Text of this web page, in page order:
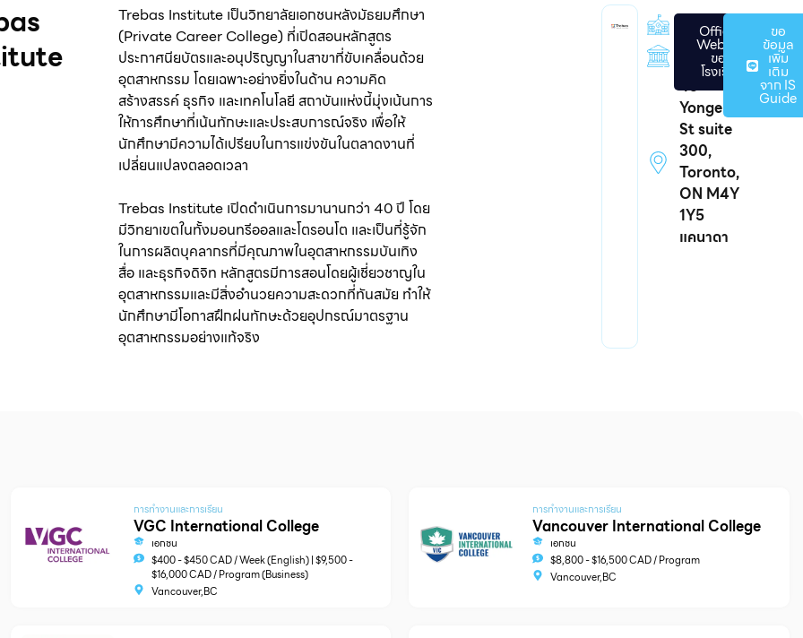
Trebas Institute เป็นวิทยาลัยเอกชนหลังมัธยมศึกษา
(Private Career College) ที่เปิดสอนหลักสูตร
ประกาศนียบัตรและอนุปริญญาในสาขาที่ขับเคลื่อนด้วย
อุตสาหกรรม โดยเฉพาะอย่างยิ่งในด้าน ความคิด
สร้างสรรค์ ธุรกิจ และเทคโนโลยี สถาบันแห่งนี้มุ่งเน้นการ
ให้การศึกษาที่เน้นทักษะและประสบการณ์จริง เพื่อให้
นักศึกษามีความได้เปรียบในการแข่งขันในตลาดงานที่
เปลี่ยนแปลงตลอดเวลา
Trebas Institute เปิดดำเนินการมานานกว่า 40 ปี โดย
มีวิทยาเขตในทั้งมอนทรีออลและโตรอนโต และเป็นที่รู้จัก
ในการผลิตบุคลากรที่มีคุณภาพในอุตสาหกรรมบันเทิง
สื่อ และธุรกิจดิจิท หลักสูตรมีการสอนโดยผู้เชี่ยวชาญใน
อุตสาหกรรมและมีสิ่งอำนวยความสะดวกที่ทันสมัย ทำให้
นักศึกษามีโอกาสฝึกฝนทักษะด้วยอุปกรณ์มาตรฐาน
อุตสาหกรรมอย่างแท้จริง
เอกชน
1979
43
Yonge
St suite
300,
Toronto,
ON M4Y
1Y5
แคนาดา
Official
Website
ของ
โรงเรียน
ขอ
ข้อมูล
เพิ่ม
เติม
จาก IS
Guide
การทำงานและการเรียน
VGC International College
เอกชน
$400 - $450 CAD / Week (English) | $9,500 -
$16,000 CAD / Program (Business)
Vancouver,BC
การทำงานและการเรียน
Vancouver International College
เอกชน
$8,800 - $16,500 CAD / Program
Vancouver,BC